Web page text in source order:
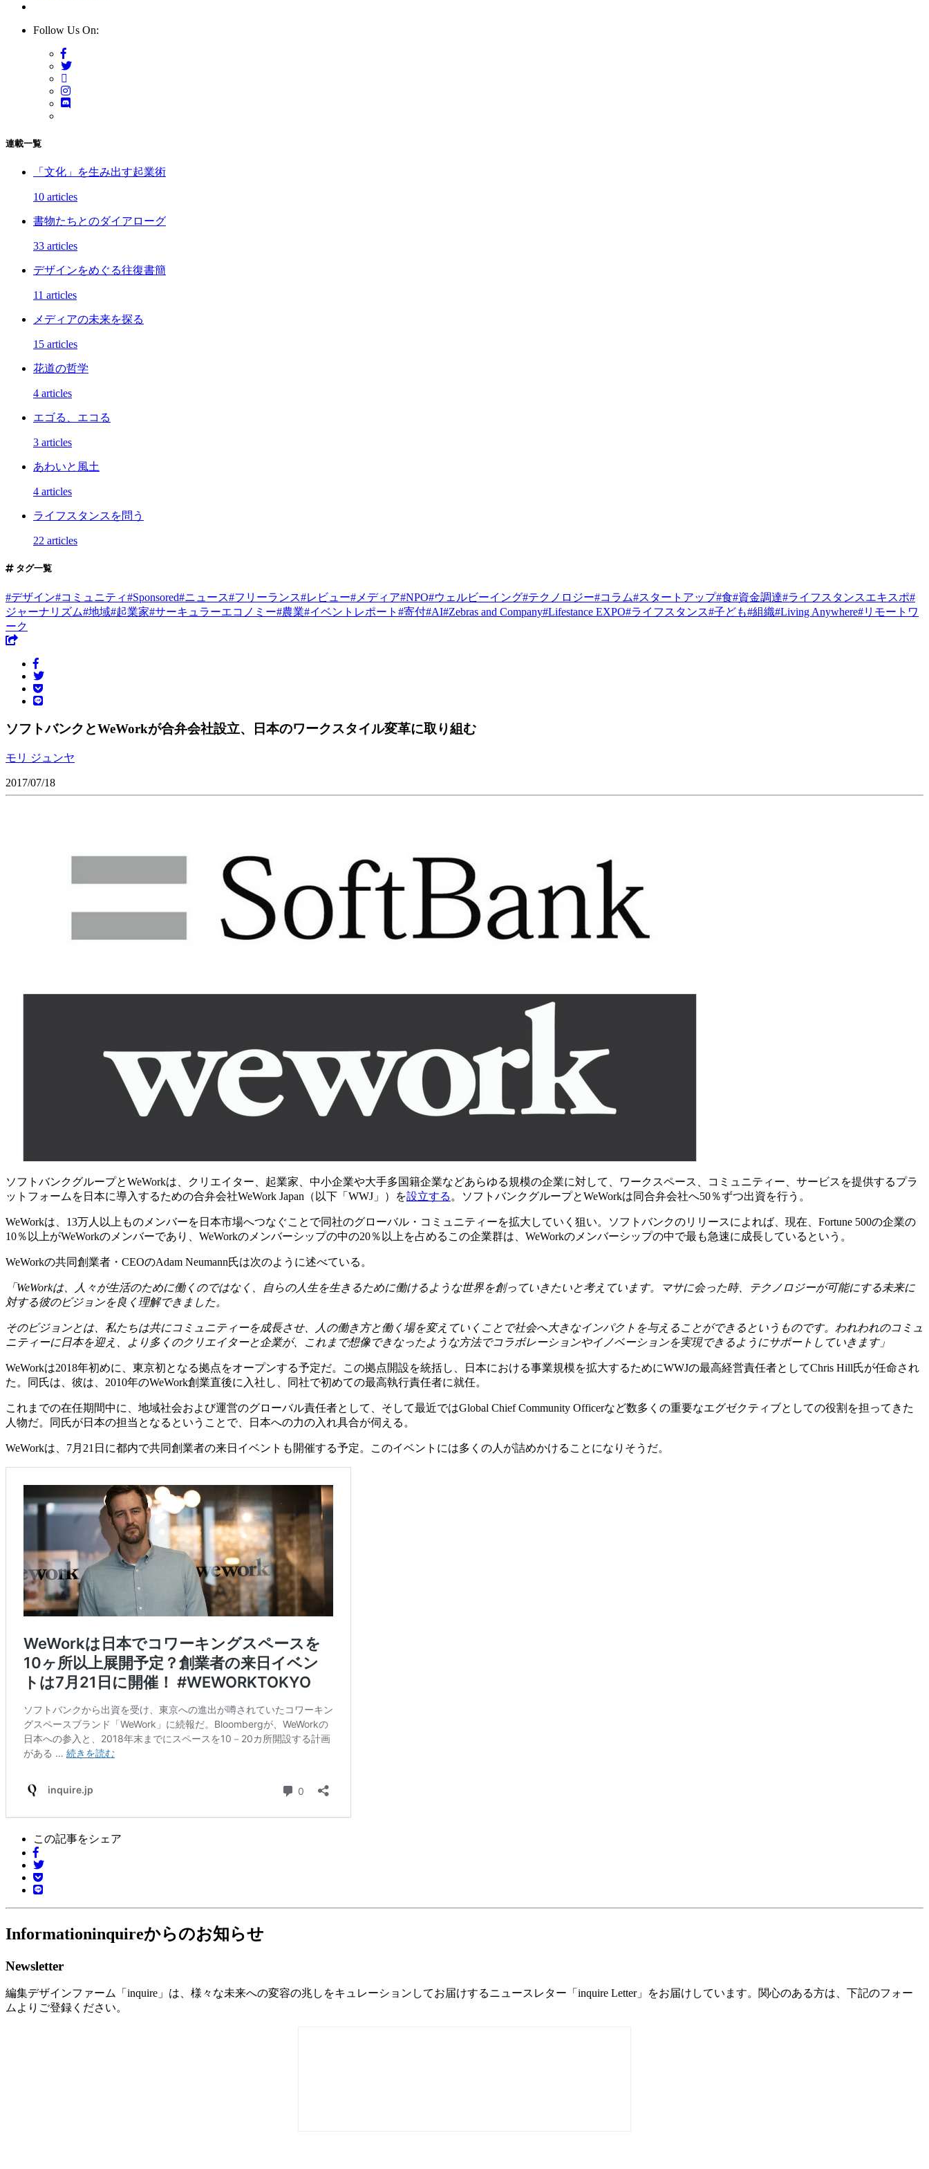
Follow Us On:
連載一覧
「文化」を生み出す起業術
10 articles
書物たちとのダイアローグ
33 articles
デザインをめぐる往復書簡
11 articles
メディアの未来を探る
15 articles
花道の哲学
4 articles
エゴる、エコる
3 articles
あわいと風土
4 articles
ライフスタンスを問う
22 articles
タグ一覧
#デザイン#コミュニティ#Sponsored#ニュース#フリーランス#レビュー# メディア#NPO#ウェルビーイング#テクノロジー#コラム#スタートアップ#食#資金調達#ライフスタンスエキスポ#
ジャーナリズム#地域#起業家#サーキュラーエコノミー#農業#イベントレポート #寄付#AI#Zebras and Company#Lifestance EXPO#ライフスタンス#子ども#組織#Living Anywhere#リモートワ
ーク
ソフトバンクとWeWorkが合弁会社設立、日本のワークスタイル変革に取り組む
モリ ジュンヤ
2017/07/18
ソフトバンクグループとWeWorkは、クリエイター、起業家、中小企業や大手多国籍企業などあらゆる規模の企業に対して、ワークスペース、コミュニティー、サービスを提供するプラ
ットフォームを日本に導入するための合弁会社WeWork Japan（以下「WWJ」）を設立する 。ソフトバンクグループとWeWorkは同合弁会社へ50％ずつ出資を行う。
WeWorkは、13万人以上ものメンバーを日本市場へつなぐことで同社のグローバル・コミュニティーを拡大していく狙い。ソフトバンクのリリースによれば、現在、Fortune 500の企業の
10％以上がWeWorkのメンバーであり、WeWorkのメンバーシップの中の20％以上を占めるこの企業群は、WeWorkのメンバーシップの中で最も急速に成長しているという。
WeWorkの共同創業者・CEOのAdam Neumann氏は次のように述べている。
「WeWorkは、人々が生活のために働くのではなく、自らの人生を生きるために働けるような世界を創っていきたいと考えています。マサに会った時、テクノロジーが可能にする未来に
対する彼のビジョンを良く理解できました。
そのビジョンとは、私たちは共にコミュニティーを成長させ、人の働き方と働く場を変えていくことで社会へ大きなインパクトを与えることができるというものです。われわれのコミュ
ニティーに日本を迎え、より多くのクリエイターと企業が、これまで想像できなったような方法でコラボレーションやイノベーションを実現できるようにサポートしていきます」
WeWorkは2018年初めに、東京初となる拠点をオープンする予定だ。この拠点開設を統括し、日本における事業規模を拡大するためにWWJの最高経営責任者としてChris Hill氏が任命され
た。同氏は、彼は、2010年のWeWork創業直後に入社し、同社で初めての最高執行責任者に就任。
これまでの在任期間中に、地域社会および運営のグローバル責任者として、そして最近ではGlobal Chief Community Officerなど数多くの重要なエグゼクティブとしての役割を担ってきた
人物だ。同氏が日本の担当となるということで、日本への力の入れ具合が伺える。
WeWorkは、7月21日に都内で共同創業者の来日イベントも開催する予定。このイベントには多くの人が詰めかけることになりそうだ。
この記事をシェア
Informationinquireからのお知らせ
Newsletter
編集デザインファーム「inquire」は、様々な未来への変容の兆しをキュレーションしてお届けするニュースレター「inquire Letter」をお届けしています。関心のある方は、下記のフォー
ムよりご登録ください。